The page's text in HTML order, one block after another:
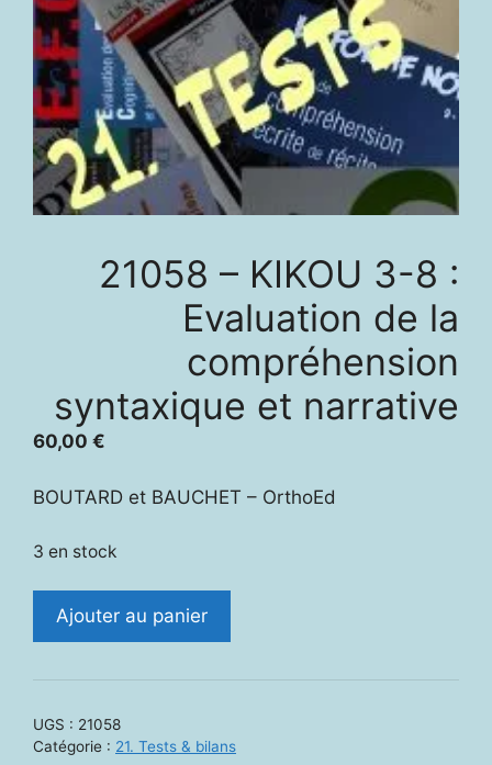
21058 – KIKOU 3-8 :
Evaluation de la
compréhension
syntaxique et narrative
60,00 €
BOUTARD et BAUCHET – OrthoEd
3 en stock
3-
Ajouter au panier
UGS : 21058
Catégorie : 21. Tests & bilans